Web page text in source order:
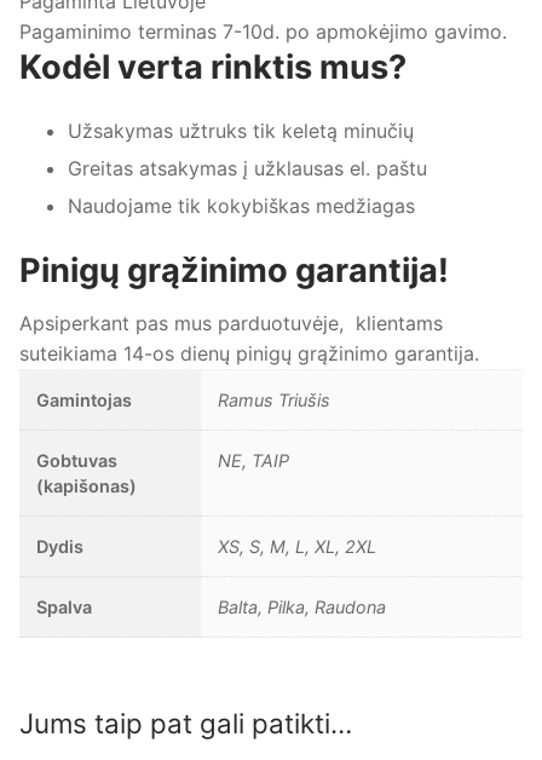
Pagaminimo terminas 7-10d. po apmokėjimo gavimo.
Kodėl verta rinktis mus?
Užsakymas užtruks tik keletą minučių
Greitas atsakymas į užklausas el. paštu
Naudojame tik kokybiškas medžiagas
Pinigų grąžinimo garantija!
Apsiperkant pas mus parduotuvėje, klientams
suteikiama 14-os dienų pinigų grąžinimo garantija.
Gamintojas Ramus Triušis
Gobtuvas
(kapišonas)
NE, TAIP
Dydis XS, S, M, L, XL, 2XL
Spalva Balta, Pilka, Raudona
Jums taip pat gali patikti…